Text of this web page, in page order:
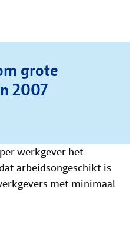
grote
2007
werkgever het
arbeidsongeschikt is
met minimaal